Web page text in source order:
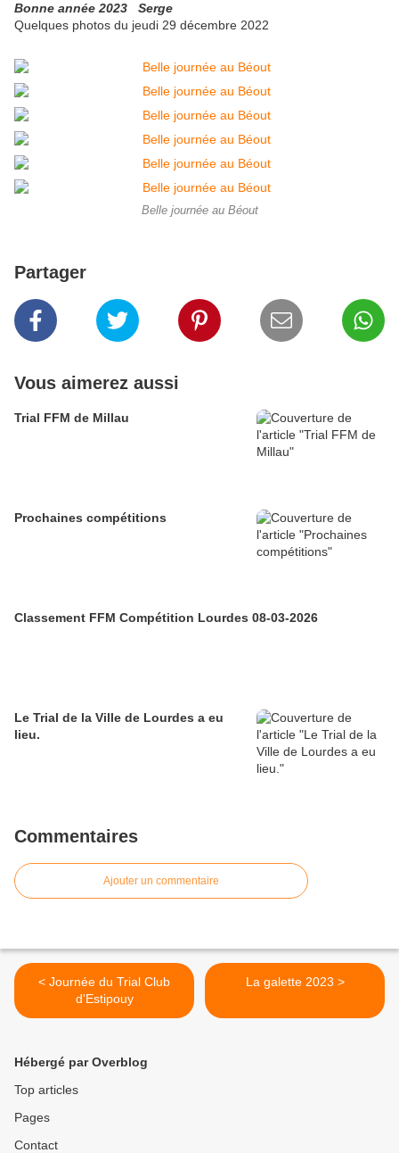
Bonne année 2023 Serge
Quelques photos du jeudi 29 décembre 2022
Belle journée au Béout
Partager
Vous aimerez aussi
Trial FFM de Millau
Prochaines compétitions
Classement FFM Compétition Lourdes 08-03-2026
Le Trial de la Ville de Lourdes a eu
lieu.
Commentaires
Ajouter un commentaire
< Journée du Trial Club
d'Estipouy
La galette 2023 >
Hébergé par Overblog
Top articles
Pages
Contact